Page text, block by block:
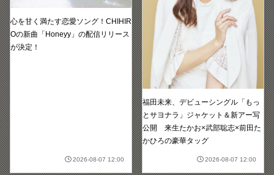
心を甘く満たす恋愛ソング！CHIHIR
Oの新曲「Honeyy」の配信リリース
が決定！
2026-08-07 12:00
福田未来、デビューシングル「もっ
とサヨナラ」ジャケット＆新アー写
公開 来生たかお×武部聡志×前田た
かひろの豪華タッグ
2026-08-07 12:00